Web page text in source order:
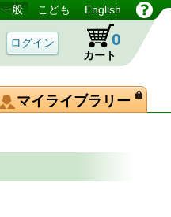
一般 こども English
カート
0
マイライブラリー